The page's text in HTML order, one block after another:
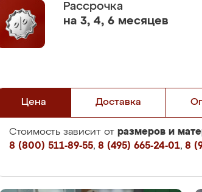
Рассрочка
на 3, 4, 6 месяцев
Цена Доставка
Стоимость зависит от размеров и
8 (800) 511-89-55, 8 (495) 665-24-01, 8